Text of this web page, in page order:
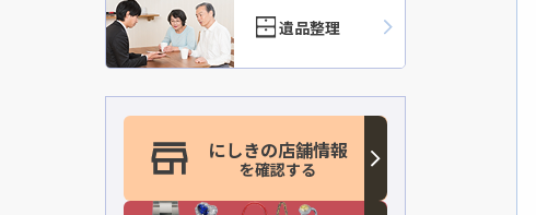
遺品整理
にしきの店舗情報
を確認する